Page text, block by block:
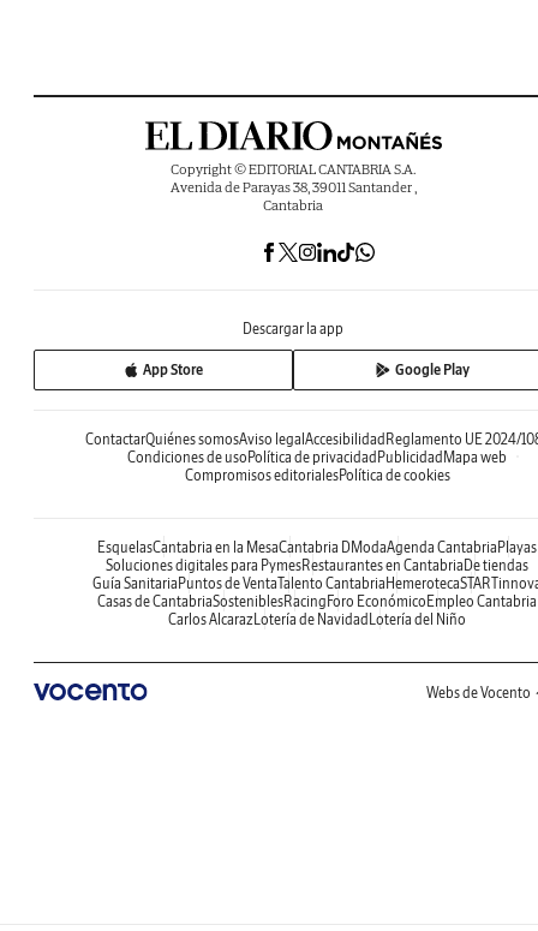
Copyright © EDITORIAL CANTABRIA S.A.
Avenida de Parayas 38, 39011 Santander ,
Cantabria
Descargar la app
App Store Google Play
ContactarQuiénes somosAviso legalAccesibilidadReglamento UE 2024/
Condiciones de usoPolítica de privacidadPublicidadMapa web
Compromisos editorialesPolítica de cookies
EsquelasCantabria en la MesaCantabria DModaAgenda CantabriaPlayas
Soluciones digitales para PymesRestaurantes en CantabriaDe tiendas
Guía SanitariaPuntos de VentaTalento CantabriaHemeroteca
Casas de CantabriaSosteniblesRacingForo EconómicoEmpleo Cantabria
Carlos AlcarazLotería de NavidadLotería del Niño
Webs de Vocento